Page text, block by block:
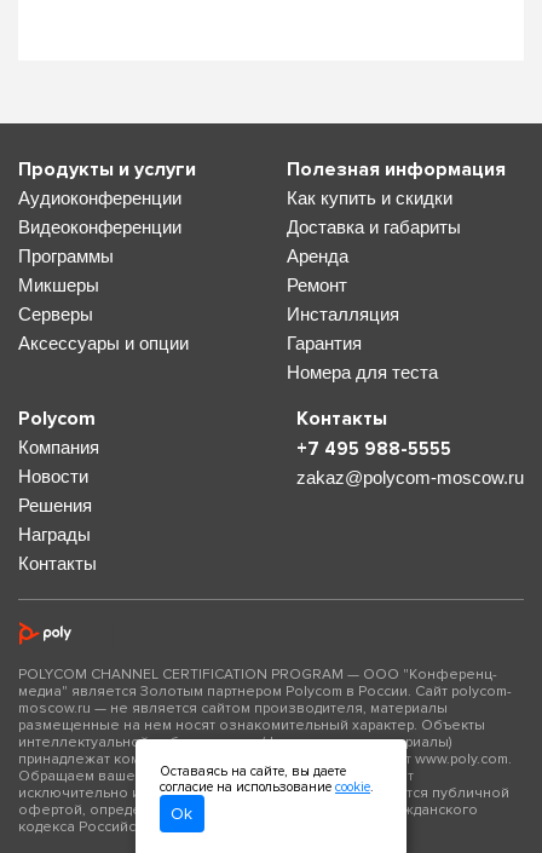
Продукты и услуги
Аудиоконференции
Видеоконференции
Программы
Микшеры
Серверы
Аксессуары и опции
Полезная информация
Как купить и скидки
Доставка и габариты
Аренда
Ремонт
Инсталляция
Гарантия
Номера для теста
Polycom
Компания
Новости
Решения
Награды
Контакты
Контакты
+7 495 988-5555
zakaz@polycom-moscow.ru
POLYCOM CHANNEL CERTIFICATION PROGRAM — ООО "Конференц-
медиа" является Золотым партнером Polycom в России. Сайт polycom-
moscow.ru — не является сайтом производителя, материалы
размещенные на нем носят ознакомительный характер. Объекты
интеллектуальной собственности (фото- и видео материалы)
принадлежат компании Polycom Inc., официальный сайт www.poly.com.
Обращаем ваше внимание на то, что данный сайт носит
исключительно информационный характер и не является публичной
офертой, определяемой положениями Статьи 437 Гражданского
кодекса Российской Федерации.
Оставаясь на сайте, вы даете
согласие на использование cookie.
Ok